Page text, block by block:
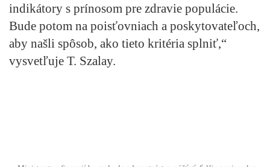
indikátory s prínosom pre zdravie populácie.
Bude potom na poisťovniach a poskytovateľoch,
aby našli spôsob, ako tieto kritéria splniť,“
vysvetľuje T. Szalay.